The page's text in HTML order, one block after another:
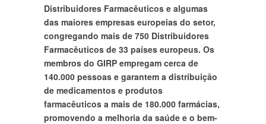
Distribuidores Farmacêuticos e algumas
das maiores empresas europeias do setor,
congregando mais de 750 Distribuidores
Farmacêuticos de 33 países europeus. Os
membros do GIRP empregam cerca de
140.000 pessoas e garantem a distribuição
de medicamentos e produtos
farmacêuticos a mais de 180.000 farmácias,
promovendo a melhoria da saúde e o bem-